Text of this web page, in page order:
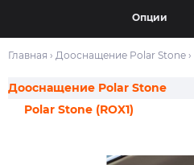
Опции
Главная › Дооснащение Polar Stone ›
Дооснащение Polar Stone
Polar Stone (ROX1)